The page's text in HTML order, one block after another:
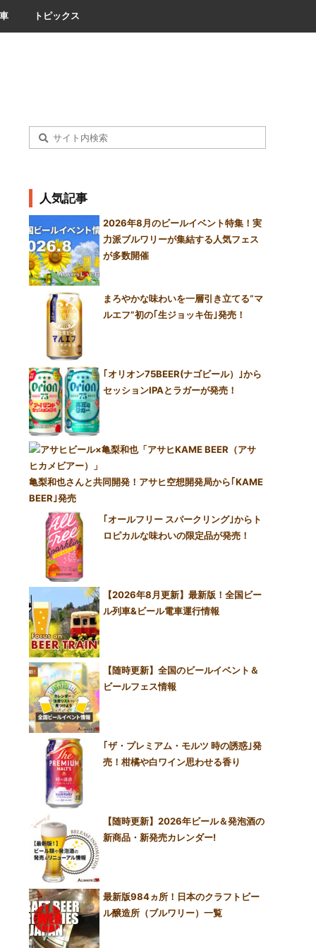
トピックス
人気記事
2026年8月のビールイベント特集！実
力派ブルワリーが集結する人気フェス
が多数開催
まろやかな味わいを一層引き立てる“マ
ルエフ”初の｢生ジョッキ缶｣発売！
｢オリオン75BEER(ナゴビール）｣から
セッションIPAとラガーが発売！
亀梨和也さんと共同開発！アサヒ空想開発局から｢KAME
BEER｣発売
｢オールフリー スパークリング｣からト
ロピカルな味わいの限定品が発売！
【2026年8月更新】最新版！全国ビー
ル列車&ビール電車運行情報
【随時更新】全国のビールイベント＆
ビールフェス情報
｢ザ・プレミアム・モルツ 時の誘惑｣発
売！柑橘や白ワイン思わせる香り
【随時更新】2026年ビール＆発泡酒の
新商品・新発売カレンダー!
最新版984ヵ所！日本のクラフトビー
ル醸造所（ブルワリー）一覧